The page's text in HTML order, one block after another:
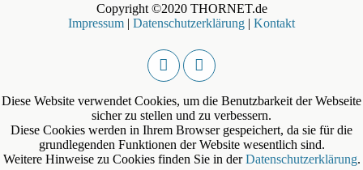
Copyright ©2020 THORNET.de
Impressum | Datenschutzerklärung | Kontakt
Diese Website verwendet Cookies, um die Benutzbarkeit der Webseite
sicher zu stellen und zu verbessern.
Diese Cookies werden in Ihrem Browser gespeichert, da sie für die
grundlegenden Funktionen der Website wesentlich sind.
Weitere Hinweise zu Cookies finden Sie in derDatenschutzerklärung.